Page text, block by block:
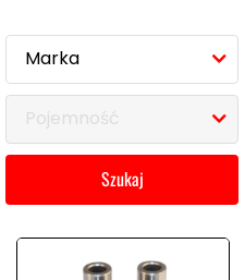
Marka
Pojemność
szukaj